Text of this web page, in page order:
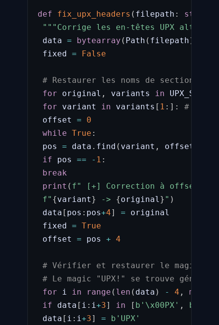
def fix_upx_headers ( filepath : str
"""Corrige les en-têtes UPX
data = bytearray ( Path ( filepath )
fixed = False
# Restaurer les noms de sections UPX
for original , variants in
for variant in variants [ 1 : ] :
#
offset =
0
while True :
pos = data . find ( variant , offset
if pos == - 1 :
break
print ( f" [+] Correction à offset 0x
f" {variant} -> {original} " )
data [ pos : pos+4] = original
fixed = True
offset = pos + 4
# Vérifier et restaurer le magic
# Le magic "UPX!" se trouve
for i in range ( len ( data ) - 4 , max
if data [ i : i+3] in [ b'\x00PX' , b'XUP'
data [ i : i+3] = b'UPX'